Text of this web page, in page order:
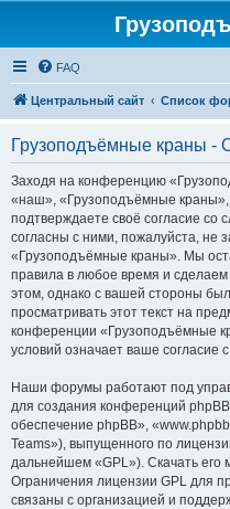
FAQ
Центральный сайт Список
Грузоподъёмные краны -
Заходя на конференцию
«наш», «Грузоподъёмные
подтверждаете своё согласие
согласны с ними, пожалуйста, не
«Грузоподъёмные краны». Мы
правила в любое время и
этом, однако с вашей стороны
просматривать этот текст на
конференции «Грузоподъёмные
условий означает ваше согласие
Наши форумы работают под
для создания конференций
обеспечение phpBB»,
Teams»), выпущенного по
дальнейшем «GPL»). Скачать его
Ограничения лицензии GPL для
связаны с организацией и